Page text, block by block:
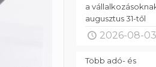
a
augusztus 31-től
2026-08-03
Több adó- és